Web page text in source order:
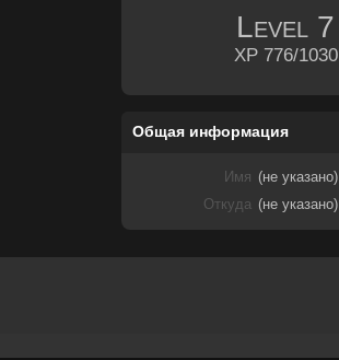
Level 7
XP 776/1030
Общая информация
Имя (не указано)
Откуда (не указано)